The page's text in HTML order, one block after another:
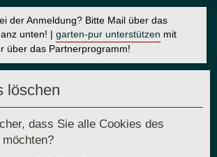
der Anmeldung? Bitte Mail über das
unten! | garten-pur unterstützen mit
über das Partnerprogramm!
löschen
dass Sie alle Cookies des